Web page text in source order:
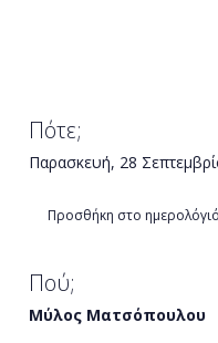
Πότε;
Παρασκευή, 28
Προσθήκη στο
Πού;
Μύλος Ματσόπουλου